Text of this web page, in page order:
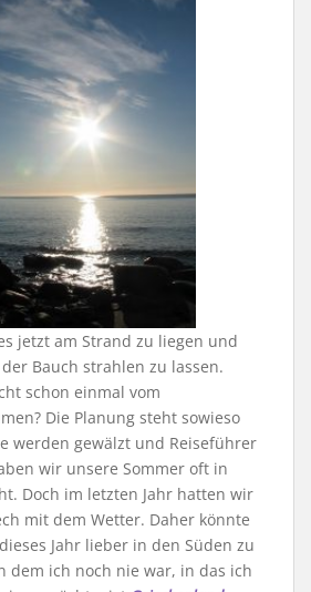
jetzt am Strand zu liegen und
Bauch strahlen zu lassen.
schon einmal vom
Die Planung steht sowieso
werden gewälzt und Reiseführer
wir unsere Sommer oft in
Doch im letzten Jahr hatten wir
mit dem Wetter. Daher könnte
Jahr lieber in den Süden zu
dem ich noch nie war, in das ich